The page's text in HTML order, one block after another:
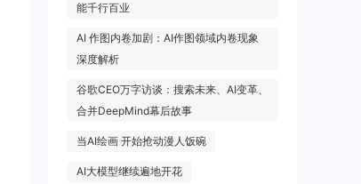
能千行百业
AI 作图内卷加剧：AI作图领域内卷现象
深度解析
谷歌CEO万字访谈：搜索未来、AI变革、
合并DeepMind幕后故事
当AI绘画 开始抢动漫人饭碗
AI大模型继续遍地开花